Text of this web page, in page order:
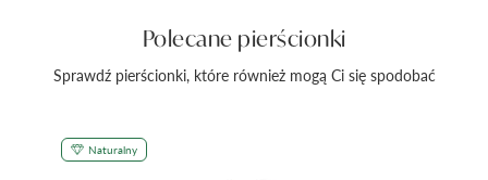
Polecane pierścionki
Sprawdź pierścionki, które również mogą Ci się spodobać
Naturalny